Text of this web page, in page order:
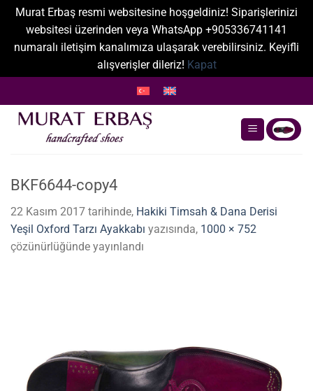
Murat Erbaş resmi websitesine hoşgeldiniz! Siparişlerinizi
websitesi üzerinden veya WhatsApp +905336741141
numaralı iletişim kanalımıza ulaşarak verebilirsiniz. Keyifli
alışverişler dileriz! Kapat
atla
BKF6644-copy4
22 Kasım 2017 tarihinde, Hakiki Timsah & Dana Derisi
Yeşil Oxford Tarzı Ayakkabı yazısında, 1000 × 752
çözünürlüğünde yayınlandı